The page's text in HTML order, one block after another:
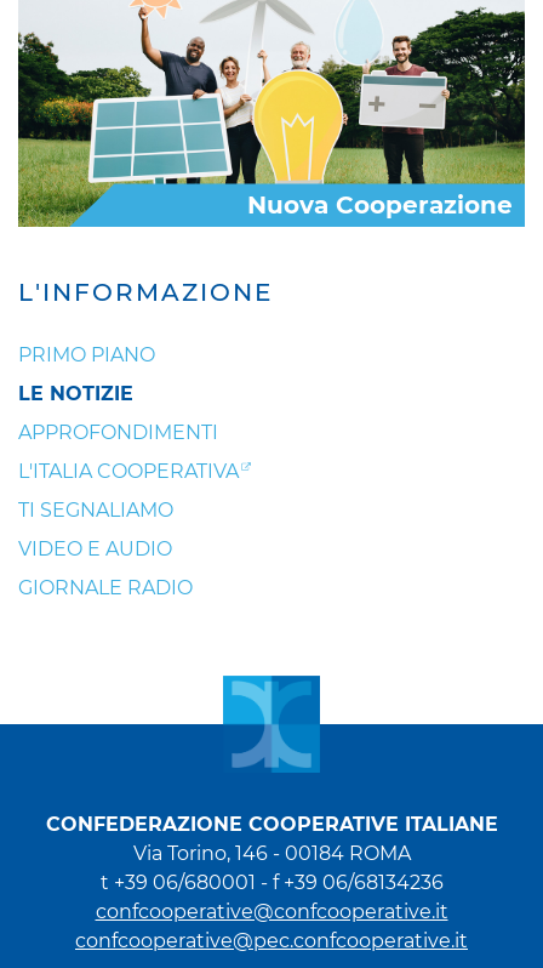
L'INFORMAZIONE
PRIMO PIANO
LE NOTIZIE
APPROFONDIMENTI
L'ITALIA COOPERATIVA
TI SEGNALIAMO
VIDEO E AUDIO
GIORNALE RADIO
Nuova Cooperazione
CONFEDERAZIONE COOPERATIVE ITALIANE
Via Torino, 146 - 00184 ROMA
t +39 06/680001 - f +39 06/68134236
confcooperative@confcooperative.it
confcooperative@pec.confcooperative.it